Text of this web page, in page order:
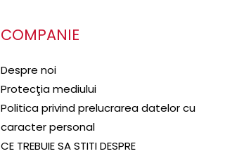
COMPANIE
Despre noi
Protecţia mediului
Politica privind prelucrarea datelor cu
caracter personal
CE TREBUIE SA STITI DESPRE